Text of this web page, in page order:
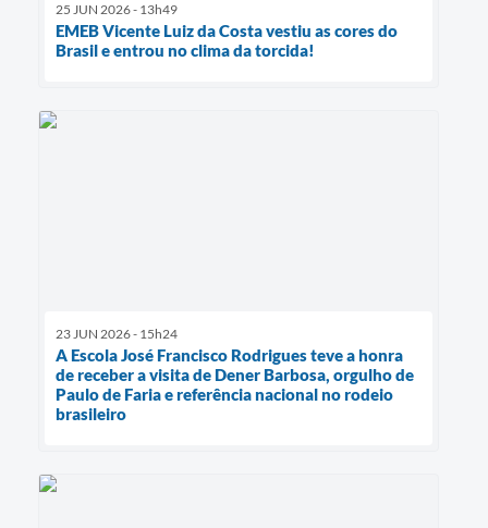
25 JUN 2026 - 13h49
EMEB Vicente Luiz da Costa vestiu as cores do
Brasil e entrou no clima da torcida!
23 JUN 2026 - 15h24
A Escola José Francisco Rodrigues teve a honra
de receber a visita de Dener Barbosa, orgulho de
Paulo de Faria e referência nacional no rodeio
brasileiro